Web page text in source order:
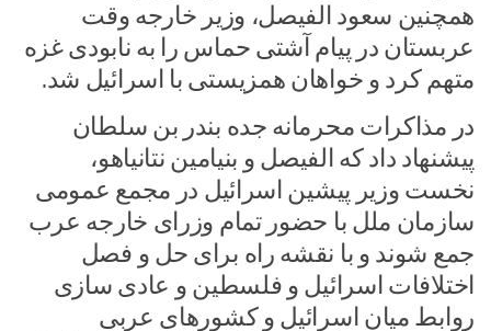
همچنین سعود الفیصل، وزیر خارجه وقت
عربستان در پیام آشتی حماس را به نابودی غزه
متهم کرد و خواهان همزیستی با اسرائیل شد.
در مذاکرات محرمانه جده بندر بن سلطان
پیشنهاد داد که الفیصل و بنیامین نتانیاهو،
نخست وزیر پیشین اسرائیل در مجمع عمومی
سازمان ملل با حضور تمام وزرای خارجه عرب
جمع شوند و با نقشه راه برای حل و فصل
اختلافات اسرائیل و فلسطین و عادی سازی
روابط میان اسرائیل و کشورهای عربی